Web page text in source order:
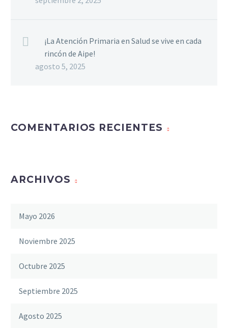
¡La Atención Primaria en Salud se vive en cada
rincón de Aipe!
agosto 5, 2025
COMENTARIOS RECIENTES
ARCHIVOS
Mayo 2026
Noviembre 2025
Octubre 2025
Septiembre 2025
Agosto 2025